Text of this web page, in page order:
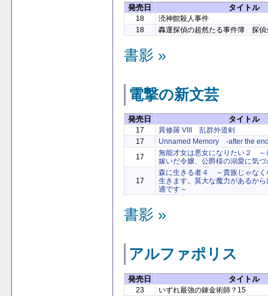
発売日 タイトル
18
涜神館殺人事件
18
轟運探偵の超然たる事件簿 探偵
書影 »
電撃の新文芸
発売日 タイトル
17
異修羅 VIII 乱群外道剣
17
Unnamed Memory -after the
17
無能才女は悪女になりたい２ ～
嫁いだ令嬢、公爵様の溺愛に気づ
17
森に生きる者４ ～貴族じゃなく
生きます。莫大な魔力があるか
適です～
書影 »
アルファポリス
発売日 タイトル
23
いずれ最強の錬金術師？15